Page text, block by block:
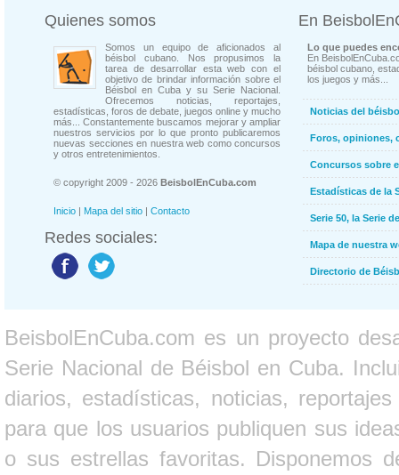
Quienes somos
Somos un equipo de aficionados al
béisbol cubano. Nos propusimos la
tarea de desarrollar esta web con el
objetivo de brindar información sobre el
Béisbol en Cuba y su Serie Nacional.
Ofrecemos noticias, reportajes,
estadísticas, foros de debate, juegos online y mucho
más... Constantemente buscamos mejorar y ampliar
nuestros servicios por lo que pronto publicaremos
nuevas secciones en nuestra web como concursos
y otros entretenimientos.
© copyright 2009 - 2026 BeisbolEnCuba.com
Inicio | Mapa del sitio | Contacto
Redes sociales:
En
Lo que puedes
En
béisbol cubano,
los juegos y más...
Noticias del
Foros, opiniones,
Concursos sobre
Estadísticas de la
Serie 50, la Serie
Mapa de nuestra
Directorio de
BeisbolEnCuba.com es un proyecto
Serie Nacional de Béisbol en Cuba.
diarios, estadísticas, noticias,
para que los usuarios publiquen sus
o sus estrellas favoritas. Disponemos